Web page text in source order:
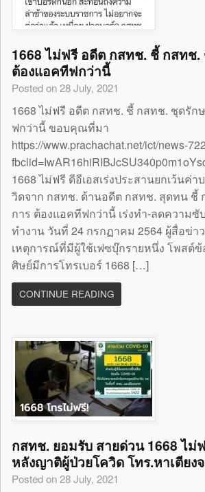
1668 ไม่ฟรี อดีต กสทช. ชี้ กสทช.
ต้องแอคทีฟกว่านี้
Posted on 28 July, 2021
1668 ไม่ฟรี อดีต กสทช. ชี้ กสทช. ชุดรัก
ฟกว่านี้ ขอบคุณที่มา
https://www.prachachat.net/ict/news-
1668 ไม่ฟรี ดีอีเอสเร่งประสานยกเว้นค่
วิดจาก กสทช. ด้านอดีต กสทช. สุดทน ชี้
การ ต้องแอคทีฟกว่านี้ เร่งทำ-ลดความ
ทำงาน วันที่ 24 กรกฏาคม 2564 ผู้สื่อข่า
เหตุการณ์ที่มีผู้ใช้เฟซบุ๊กรายหนึ่ง โพสต์
ศิษย์มีการโทรเบอร์ 1668 […]
CONTINUE READING
กสทช. ยอมรับ สายด่วน 1668 ไม่
หลังญาติผู้ป่วยโควิด โทร.หาเตียง
Posted on 28 July, 2021